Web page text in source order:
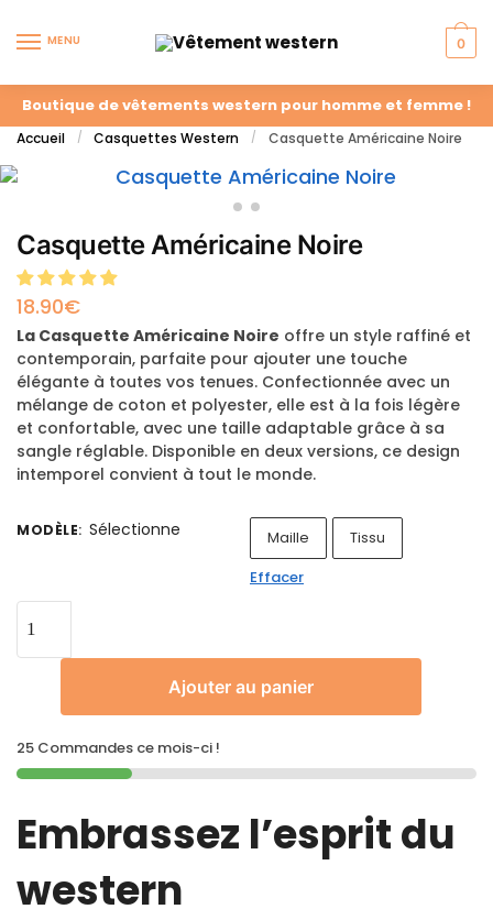
MENU 0
Boutique de vêtements western pour homme et femme !
Accueil / Casquettes Western / Casquette Américaine Noire
Casquette Américaine Noire
18.90€
La Casquette Américaine Noire offre un style raffiné et
contemporain, parfaite pour ajouter une touche
élégante à toutes vos tenues. Confectionnée avec un
mélange de coton et polyester, elle est à la fois légère
et confortable, avec une taille adaptable grâce à sa
sangle réglable. Disponible en deux versions, ce design
intemporel convient à tout le monde.
MODÈLE: Sélectionne Maille
Tissu
Effacer
Ajouter au panier
25 Commandes ce mois-ci !
Embrassez l’esprit du
western